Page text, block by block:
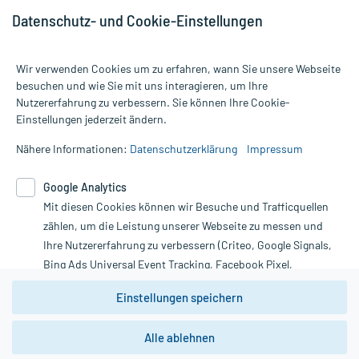
Alle Preise gelten inkl. MwSt., ggf. zzgl. Versandkosten
Informationen auf dieser Website werden ausschließlich für
die Untersuchung und Behandlung durch einen Arzt. Bitte
Therapien eingeleitet werden können. | Diese Webseite benutzt
Google Analytics. Lesen Sie bitte dazu die wichtigen Hinweise in
unserer Datenschutzerklärung. Für den Widerruf einer Bestellung
nutzen Sie das Formular:
Vertrag widerrufen
*Hinweise zu unseren Aktionen und Bewertungen
Datenschutz- und Cookie-Einstellungen
Wir verwenden Cookies um zu erfahren, wann Sie unsere Webseite
besuchen und wie Sie mit uns interagieren, um Ihre
Nutzererfahrung zu verbessern. Sie können Ihre Cookie-
Einstellungen jederzeit ändern.
Nähere Informationen: Datenschutzerklärung Impressum
Google Analytics
Mit diesen Cookies können wir Besuche und Trafficquellen
zählen, um die Leistung unserer Webseite zu messen und
Ihre Nutzererfahrung zu verbessern (Criteo, Google Signals,
Bing Ads Universal Event Tracking, Facebook Pixel,
Youtube-Social Plugin).
Wir weisen darauf hin, dass die
zwingend den Europäischen Anforderungen gem. EU-
DSGVO genügen und ein Datentransfer in Drittstaaten bzw.
Einstellungen speichern
Alle ablehnen